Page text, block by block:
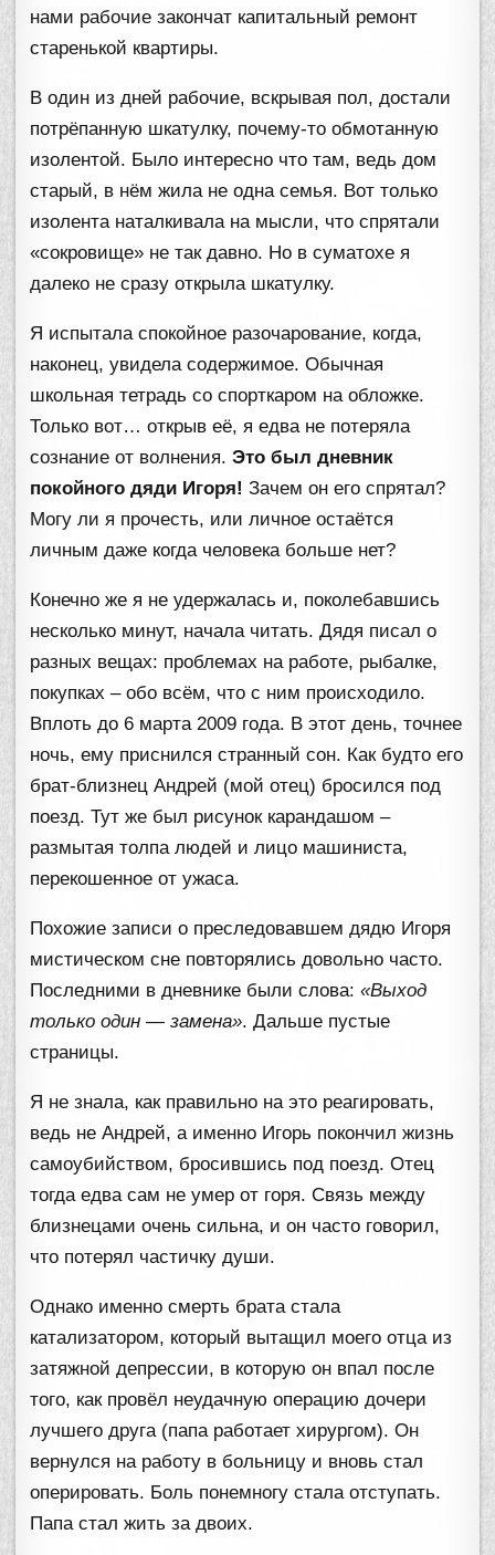
нами рабочие закончат капитальный ремонт
старенькой квартиры.
В один из дней рабочие, вскрывая пол, достали
потрёпанную шкатулку, почему-то обмотанную
изолентой. Было интересно что там, ведь дом
старый, в нём жила не одна семья. Вот только
изолента наталкивала на мысли, что спрятали
«сокровище» не так давно. Но в суматохе я
далеко не сразу открыла шкатулку.
Я испытала спокойное разочарование, когда,
наконец, увидела содержимое. Обычная
школьная тетрадь со спорткаром на обложке.
Только вот… открыв её, я едва не потеряла
сознание от волнения.Это был дневник
покойного дяди Игоря! Зачем он его спрятал?
Могу ли я прочесть, или личное остаётся
личным даже когда человека больше нет?
Конечно же я не удержалась и, поколебавшись
несколько минут, начала читать. Дядя писал о
разных вещах: проблемах на работе, рыбалке,
покупках – обо всём, что с ним происходило.
Вплоть до 6 марта 2009 года. В этот день, точнее
ночь, ему приснился странный сон. Как будто его
брат-близнец Андрей (мой отец) бросился под
поезд. Тут же был рисунок карандашом –
размытая толпа людей и лицо машиниста,
перекошенное от ужаса.
Похожие записи о преследовавшем дядю Игоря
мистическом сне повторялись довольно часто.
Последними в дневнике были слова:«Выход
только один — замена». Дальше пустые
страницы.
Я не знала, как правильно на это реагировать,
ведь не Андрей, а именно Игорь покончил жизнь
самоубийством, бросившись под поезд. Отец
тогда едва сам не умер от горя. Связь между
близнецами очень сильна, и он часто говорил,
что потерял частичку души.
Однако именно смерть брата стала
катализатором, который вытащил моего отца из
затяжной депрессии, в которую он впал после
того, как провёл неудачную операцию дочери
лучшего друга (папа работает хирургом). Он
вернулся на работу в больницу и вновь стал
оперировать. Боль понемногу стала отступать.
Папа стал жить за двоих.